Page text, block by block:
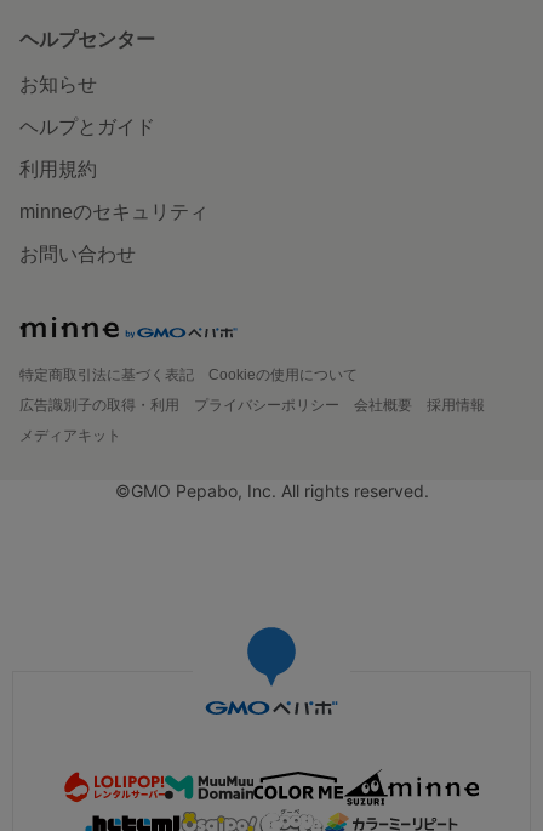
ヘルプセンター
お知らせ
ヘルプとガイド
利用規約
minneのセキュリティ
お問い合わせ
特定商取引法に基づく表記
Cookieの使用について
広告識別子の取得・利用
プライバシーポリシー 会社概要
採用情報
メディアキット
©GMO Pepabo, Inc. All rights reserved.